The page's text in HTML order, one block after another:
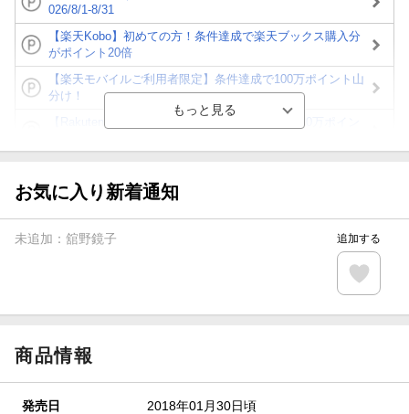
026/8/1-8/31
【楽天Kobo】初めての方！条件達成で楽天ブックス購入分
がポイント20倍
【楽天モバイルご利用者限定】条件達成で100万ポイント山
分け！
が当たる！
楽天モバイル紹介キャンペーンの拡散で300円OFFクーポン
条件達成で楽天限定・宝塚歌劇 宙組貸切公演ペアチケット
お気に入り新着通知
未追加： 舘野鏡子 追加する
商品情報
発売日 2018年01月30日頃